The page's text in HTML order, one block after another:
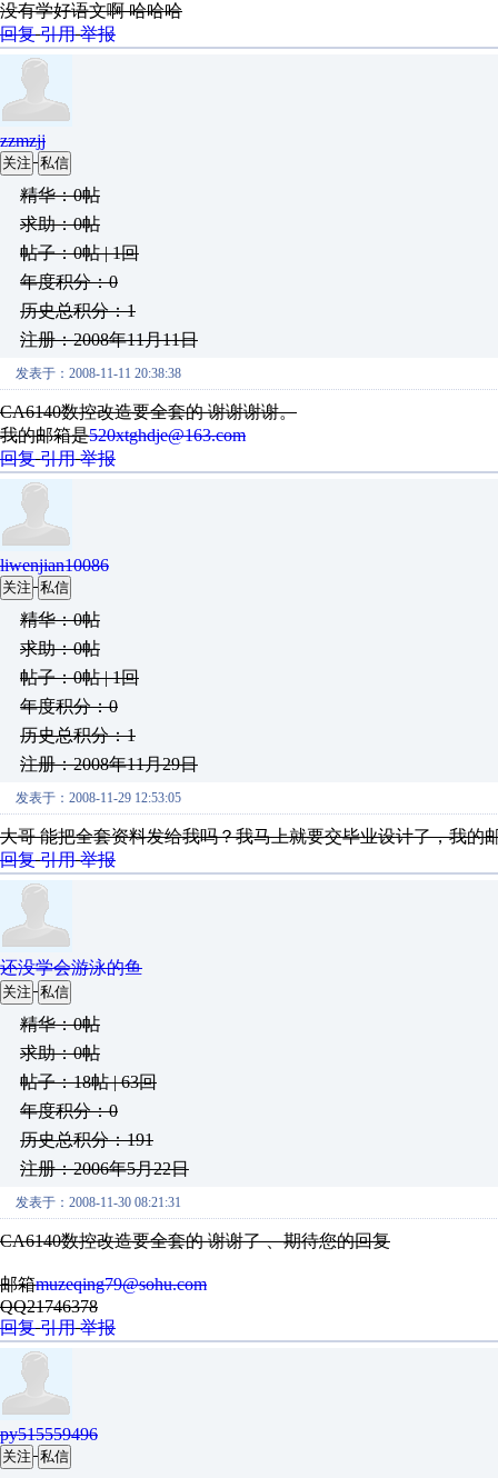
没有学好语文啊 哈哈哈
回复 引用 举报
zzmzjj
关注 私信
精华：0帖
求助：0帖
帖子：0帖 | 1回
年度积分：0
历史总积分：1
注册：2008年11月11日
发表于：2008-11-11 20:38:38
CA6140数控改造要全套的 谢谢谢谢。
我的邮箱是520xtghdje@163.com
回复 引用 举报
liwenjian10086
关注 私信
精华：0帖
求助：0帖
帖子：0帖 | 1回
年度积分：0
历史总积分：1
注册：2008年11月29日
发表于：2008-11-29 12:53:05
大哥 能把全套资料发给我吗？我马上就要交毕业设计了，我的
回复 引用 举报
还没学会游泳的鱼
关注 私信
精华：0帖
求助：0帖
帖子：18帖 | 63回
年度积分：0
历史总积分：191
注册：2006年5月22日
发表于：2008-11-30 08:21:31
CA6140数控改造要全套的 谢谢了 、期待您的回复
邮箱muzeqing79@sohu.com
QQ21746378
回复 引用 举报
py515559496
关注 私信